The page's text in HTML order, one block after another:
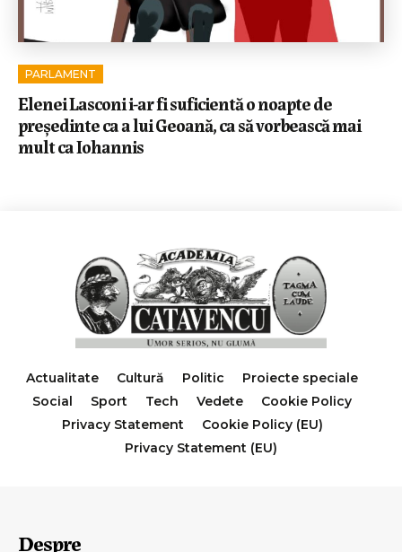
PARLAMENT
Elenei Lasconi i-ar fi suficientă o noapte de
președinte ca a lui Geoană, ca să vorbească mai
mult ca Iohannis
Actualitate Cultură Politic
Proiecte speciale
Social
Sport Tech Vedete
Cookie Policy
Privacy Statement
Cookie Policy (EU)
Privacy Statement (EU)
Despre